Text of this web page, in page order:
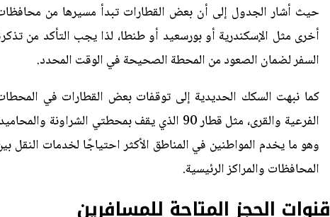
حيث أشار الجدول إلى أن بعض القطارات تبدأ مسيرها من
أخرى مثل الإسكندرية أو بورسعيد أو طنطا، لذا يجب التأكد من
السفر لضمان الصعود من المحطة الصحيحة في الوقت المحدد.
كما نبهت السكك الحديدية إلى توقفات بعض القطارات في
الفرعية والقرى، مثل قطار 90 الذي يقف بمحطتي الشراونة
وهو ما يخدم المواطنين في المناطق الأكثر احتياجًا لخدمات النقل
المحافظات والمراكز الرئيسية.
قنوات الحجز المتاحة للمسافرين